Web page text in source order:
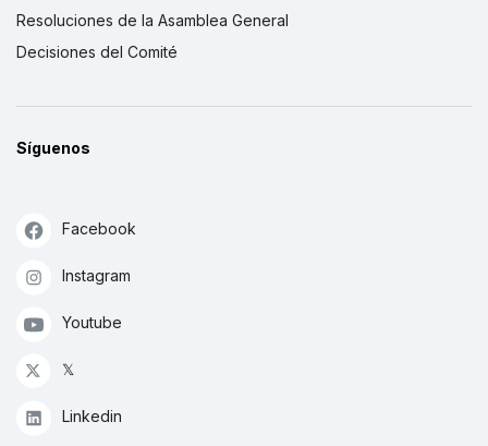
Resoluciones de la Asamblea General
Decisiones del Comité
Síguenos
Facebook
Instagram
Youtube
𝕏
Linkedin